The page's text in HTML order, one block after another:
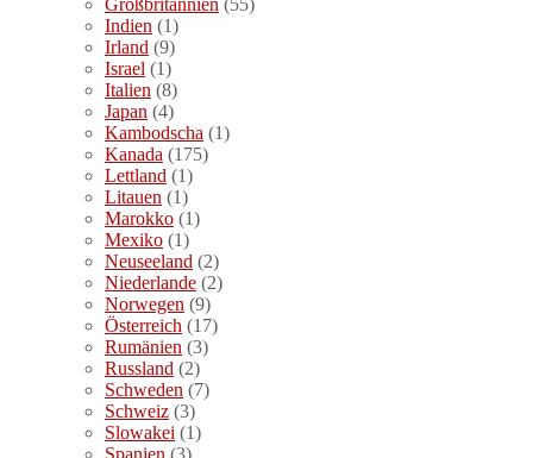
Indien (1)
Irland (9)
Israel (1)
Italien (8)
Japan (4)
Kambodscha (1)
Kanada (175)
Lettland (1)
Litauen (1)
Marokko (1)
Mexiko (1)
Neuseeland (2)
Niederlande (2)
Norwegen (9)
Österreich (17)
Rumänien (3)
Russland (2)
Schweden (7)
Schweiz (3)
Slowakei (1)
Spanien (3)